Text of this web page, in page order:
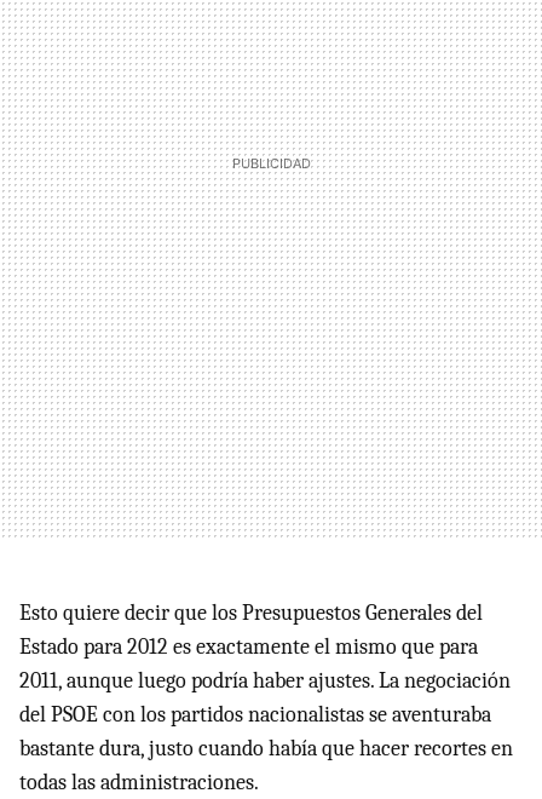
Esto quiere decir que los Presupuestos Generales del
Estado para 2012 es exactamente el mismo que para
2011, aunque luego podría haber ajustes. La negociación
delPSOEcon los partidos nacionalistas se aventuraba
bastante dura, justo cuando había que hacer recortes en
todas las administraciones.